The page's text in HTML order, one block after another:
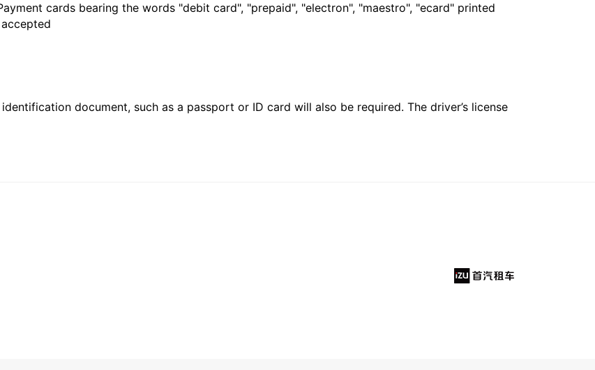
cards bearing the words "debit card", "prepaid", "electron", "maestro", "ecard" printed
document, such as a passport or ID card will also be required. The driver’s license